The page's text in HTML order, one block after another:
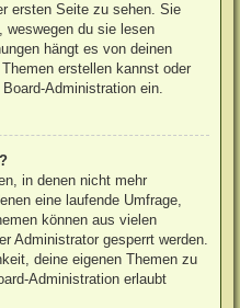
ersten Seite zu sehen. Sie
weswegen du sie lesen
hängt es von deinen
erstellen kannst oder
Administration ein.
in denen nicht mehr
eine laufende Umfrage,
können aus vielen
Administrator gesperrt werden.
deine eigenen Themen zu
Administration erlaubt